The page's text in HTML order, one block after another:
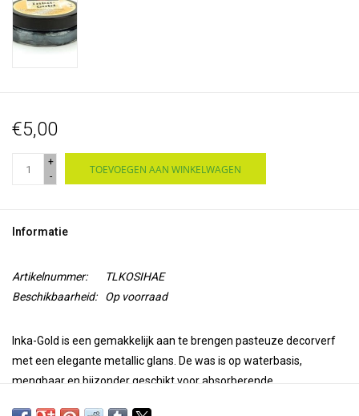
€5,00
+
-
TOEVOEGEN AAN WINKELWAGEN
Informatie
Artikelnummer:
TLKOSIHAE
Beschikbaarheid:
Op voorraad
Inka-Gold is een gemakkelijk aan te brengen pasteuze decorverf
met een elegante metallic glans. De was is op waterbasis,
mengbaar en bijzonder geschikt voor absorberende